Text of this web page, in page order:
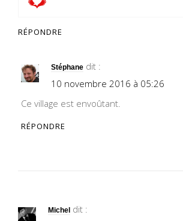
RÉPONDRE
Stéphane dit :
10 novembre 2016 à 05:26
Ce village est envoûtant.
RÉPONDRE
Michel dit :